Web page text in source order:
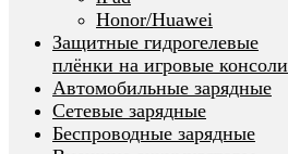
Honor/Huawei
Защитные гидрогелевые
плёнки на игровые консоли
Автомобильные зарядные
Сетевые зарядные
Беспроводные зарядные